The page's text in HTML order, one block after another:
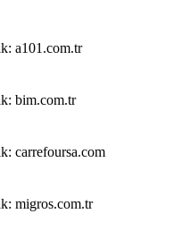
a101.com.tr
bim.com.tr
carrefoursa.com
migros.com.tr